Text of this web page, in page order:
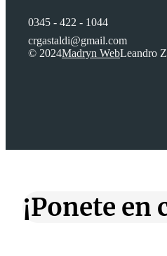
0345 - 422 - 1044
crgastaldi@gmail.com
© 2024Madryn WebLeandro
¡Ponete en